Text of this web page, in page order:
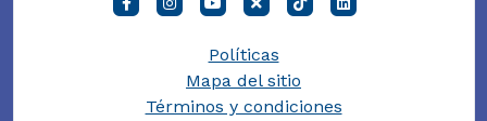
Políticas
Mapa del sitio
Términos y condiciones